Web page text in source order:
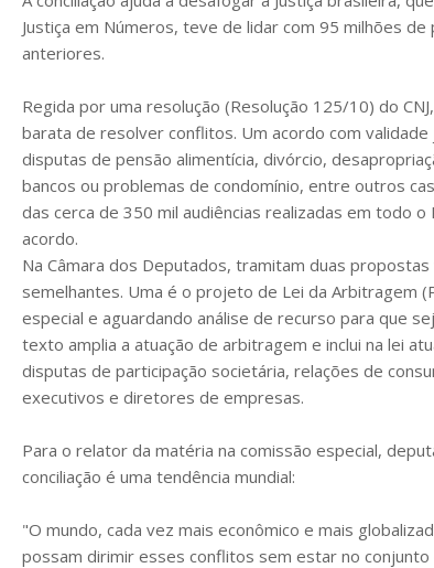
Justiça em Números, teve de lidar com 95 milhões
anteriores.
Regida por uma resolução (Resolução 125/10) do
barata de resolver conflitos. Um acordo com
disputas de pensão alimentícia, divórcio,
bancos ou problemas de condomínio, entre outros
das cerca de 350 mil audiências realizadas em todo
acordo.
Na Câmara dos Deputados, tramitam duas
semelhantes. Uma é o projeto de Lei da Arbitragem
especial e aguardando análise de recurso para que
texto amplia a atuação de arbitragem e inclui na lei
disputas de participação societária, relações de
executivos e diretores de empresas.
Para o relator da matéria na comissão especial,
conciliação é uma tendência mundial:
"O mundo, cada vez mais econômico e mais
possam dirimir esses conflitos sem estar no